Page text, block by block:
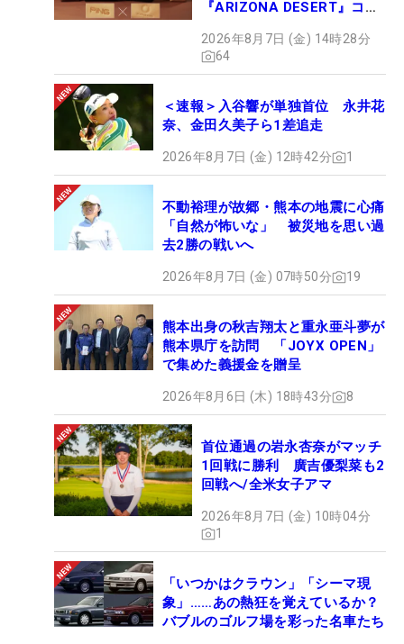
『ARIZONA DESERT』コレ
ュー
2026年8月7日 (金) 14時28分
64
＜速報＞入谷響が単独首位 永井花
奈、金田久美子ら1差追走
2026年8月7日 (金) 12時42分 1
不動裕理が故郷・熊本の地震に心痛
「自然が怖いな」 被災地を思い過
去2勝の戦いへ
2026年8月7日 (金) 07時50分 19
熊本出身の秋吉翔太と重永亜斗夢が
熊本県庁を訪問 「JOYX OPEN」
で集めた義援金を贈呈
2026年8月6日 (木) 18時43分 8
首位通過の岩永杏奈がマッチ
1回戦に勝利 廣吉優梨菜も2
回戦へ/全米女子アマ
2026年8月7日 (金) 10時04分
1
「いつかはクラウン」「シーマ現
象」……あの熱狂を覚えているか？
バブルのゴルフ場を彩った名車たち